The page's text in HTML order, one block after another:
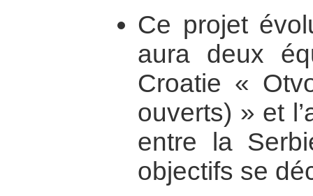
Ce projet
aura deux
Croatie «
ouverts) » et
entre la
objectifs se